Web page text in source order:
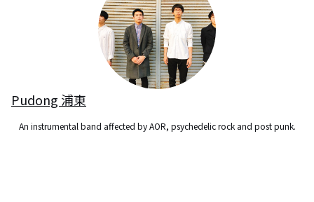
Pudong 浦東
An instrumental band affected by AOR, psychedelic rock and post punk.